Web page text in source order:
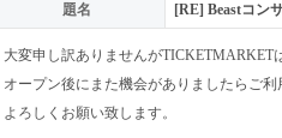
題名 [RE] Beastコン
大変申し訳ありませんが
オープン後にまた機会がありましたらご
よろしくお願い致します。